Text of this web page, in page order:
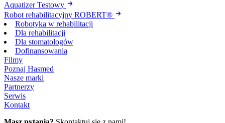
Aquatizer Testowy
Robot rehabilitacyjny ROBERT®
Robotyka w rehabilitacji
Dla rehabilitacji
Dla stomatologów
Dofinansowania
Filmy
Poznaj Hasmed
Nasze marki
Partnerzy
Serwis
Kontakt